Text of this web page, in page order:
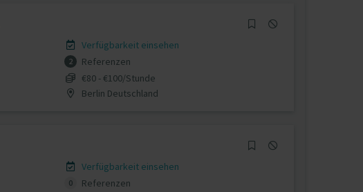
Verfügbarkeit einsehen
2
Referenzen
€80 - €100/Stunde
Berlin Deutschland
Verfügbarkeit einsehen
0
Referenzen